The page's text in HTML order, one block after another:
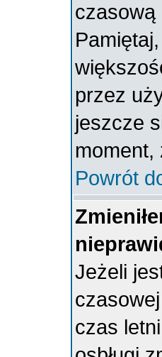
czasową
przez
jeszcze
moment,
Powrót
Jeżeli
czas